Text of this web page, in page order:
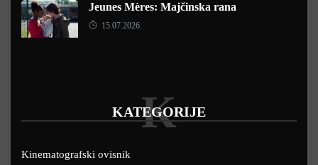
Jeunes Mères: Majčinska rana
15.07.2026.
KATEGORIJE
K
Kinematografski ovisnik